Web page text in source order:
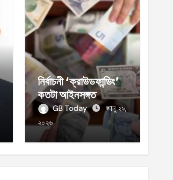
নির্বাচনী ‘ক্রাউডফান্ডিং’
কতটা আইনসঙ্গত
GB Today
জানু ২৯,
২০২৬